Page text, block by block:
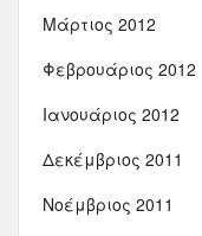
Μάρτιος 2012
Φεβρουάριος 2012
Ιανουάριος 2012
Δεκέμβριος 2011
Νοέμβριος 2011